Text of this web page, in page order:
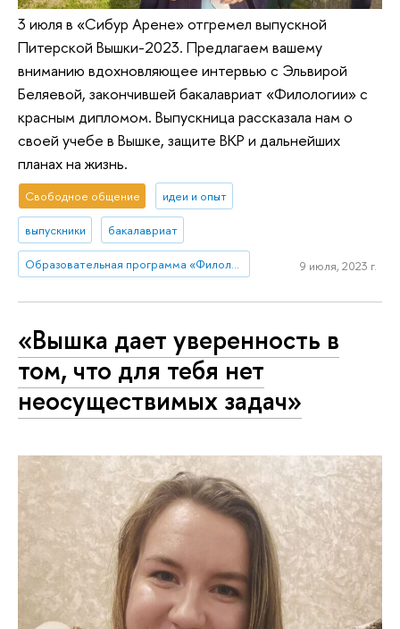
3 июля в «Сибур Арене» отгремел выпускной
Питерской Вышки-2023. Предлагаем вашему
вниманию вдохновляющее интервью с Эльвирой
Беляевой, закончившей бакалавриат «Филологии» с
красным дипломом. Выпускница рассказала нам о
своей учебе в Вышке, защите ВКР и дальнейших
планах на жизнь.
Свободное общение идеи и опыт
выпускники бакалавриат
Образовательная программа «Филология» (Санкт-Петербург) 9 июля, 2023 г.
«Вышка дает уверенность в
том, что для тебя нет
неосуществимых задач»